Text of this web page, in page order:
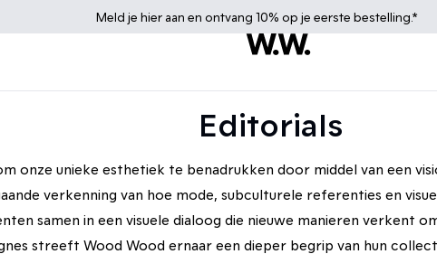
Meld je hier aan en ontvang 10% op je eerste bestelling.*
Editorials
onze unieke esthetiek te benadrukken door middel van een
verkenning van hoe mode, subculturele referenties en
samen in een visuele dialoog die nieuwe manieren verkent
streeft Wood Wood ernaar een dieper begrip van hun